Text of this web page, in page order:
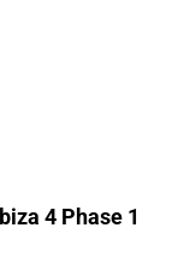
4 Phase 1